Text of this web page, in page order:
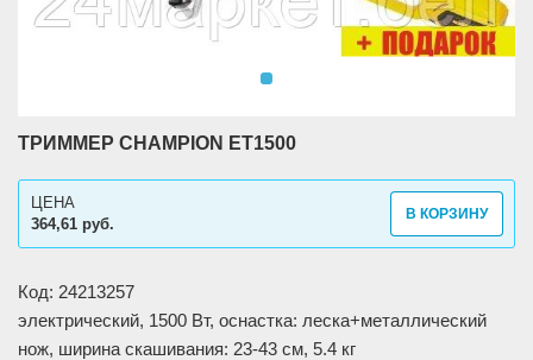
ТРИММЕР CHAMPION ET1500
364,61 руб.
ЦЕНА
В КОРЗИНУ
Код: 24213257
электрический, 1500 Вт, оснастка: леска+металлический
нож, ширина скашивания: 23-43 см, 5.4 кг